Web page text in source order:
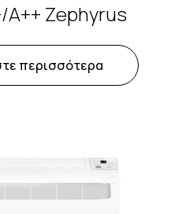
A++ Zephyrus
περισσότερα